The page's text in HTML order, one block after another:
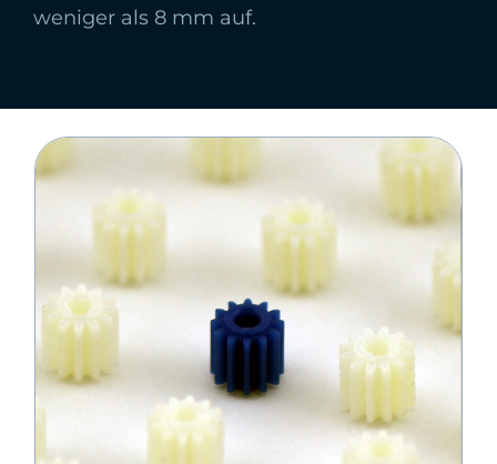
weniger als 8 mm auf.